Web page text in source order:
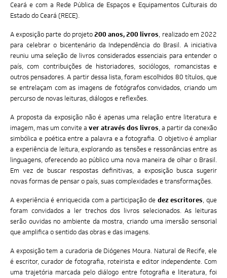
Ceará e com a Rede Pública de Espaços e Equipamentos Culturais do
Estado do Ceará (RECE).
A exposição parte do projeto200 anos, 200 livros, realizado em 2022
para celebrar o bicentenário da Independência do Brasil. A iniciativa
reuniu uma seleção de livros considerados essenciais para entender o
país, com contribuições de historiadores, sociólogos, romancistas e
outros pensadores. A partir dessa lista, foram escolhidos 80 títulos, que
se entrelaçam com as imagens de fotógrafos convidados, criando um
percurso de novas leituras, diálogos e reflexões.
A proposta da exposição não é apenas uma relação entre literatura e
imagem, mas um convite a ver através dos livros, a partir da conexão
simbólica e poética entre a palavra e a fotografia. O objetivo é ampliar
a experiência de leitura, explorando as tensões e ressonâncias entre as
linguagens, oferecendo ao público uma nova maneira de olhar o Brasil.
Em vez de buscar respostas definitivas, a exposição busca sugerir
novas formas de pensar o país, suas complexidades e transformações.
A experiência é enriquecida com a participação de dez escritores, que
foram convidados a ler trechos dos livros selecionados. As leituras
serão ouvidas no ambiente da mostra, criando uma imersão sensorial
que amplifica o sentido das obras e das imagens.
A exposição tem a curadoria de Diógenes Moura. Natural de Recife, ele
é escritor, curador de fotografia, roteirista e editor independente. Com
uma trajetória marcada pelo diálogo entre fotografia e literatura, foi